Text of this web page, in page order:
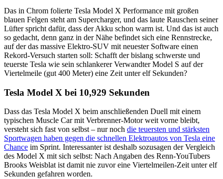
Das in Chrom folierte Tesla Model X Performance mit großen
blauen Felgen steht am Supercharger, und das laute Rauschen seiner
Lüfter spricht dafür, dass der Akku schon warm ist. Und das ist auch
so gedacht, denn ganz in der Nähe befindet sich eine Rennstrecke,
auf der das massive Elektro-SUV mit neuester Software einen
Rekord-Versuch starten soll: Schafft der bislang schwerste und
teuerste Tesla wie sein schlankerer Verwandter Model S auf der
Viertelmeile (gut 400 Meter) eine Zeit unter elf Sekunden?
Tesla Model X bei 10,929 Sekunden
Dass das Tesla Model X beim anschließenden Duell mit einem
typischen Muscle Car mit Verbrenner-Motor weit vorne bleibt,
versteht sich fast von selbst – nur noch die teuersten und stärksten
Sportwagen haben gegen die schnellen Elektroautos von Tesla eine
Chance im Sprint. Interessanter ist deshalb sozusagen der Vergleich
des Model X mit sich selbst: Nach Angaben des Renn-YouTubers
Brooks Weisblat ist damit nie zuvor eine Viertelmeilen-Zeit unter elf
Sekunden gefahren worden.